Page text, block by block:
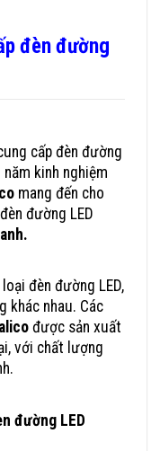
đèn đường
cấp đèn đường
kinh nghiệm
mang đến cho
đường LED
đèn đường LED,
khác nhau. Các
được sản xuất
với chất lượng
đường LED